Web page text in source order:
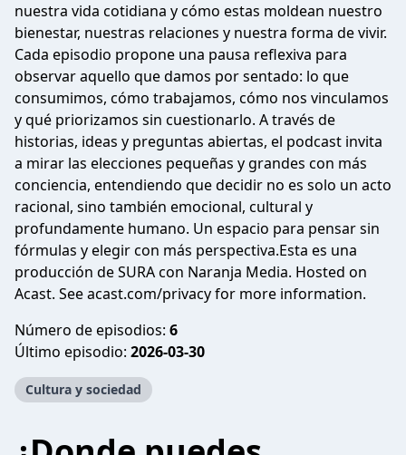
nuestra vida cotidiana y cómo estas moldean nuestro
bienestar, nuestras relaciones y nuestra forma de vivir.
Cada episodio propone una pausa reflexiva para
observar aquello que damos por sentado: lo que
consumimos, cómo trabajamos, cómo nos vinculamos
y qué priorizamos sin cuestionarlo. A través de
historias, ideas y preguntas abiertas, el podcast invita
a mirar las elecciones pequeñas y grandes con más
conciencia, entendiendo que decidir no es solo un acto
racional, sino también emocional, cultural y
profundamente humano. Un espacio para pensar sin
fórmulas y elegir con más perspectiva.Esta es una
producción de SURA con Naranja Media. Hosted on
Acast. See acast.com/privacy for more information.
Número de episodios: 6
Último episodio: 2026-03-30
Cultura y sociedad